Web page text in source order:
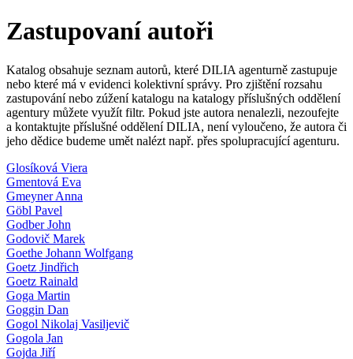
Zastupovaní autoři
Katalog obsahuje seznam autorů, které DILIA agenturně zastupuje
nebo které má v evidenci kolektivní správy. Pro zjištění rozsahu
zastupování nebo zúžení katalogu na katalogy příslušných oddělení
agentury můžete využít filtr. Pokud jste autora nenalezli, nezoufejte
a kontaktujte příslušné oddělení DILIA, není vyloučeno, že autora či
jeho dědice budeme umět nalézt např. přes spolupracující agenturu.
Glosíková Viera
Gmentová Eva
Gmeyner Anna
Göbl Pavel
Godber John
Godovič Marek
Goethe Johann Wolfgang
Goetz Jindřich
Goetz Rainald
Goga Martin
Goggin Dan
Gogol Nikolaj Vasiljevič
Gogola Jan
Gojda Jiří